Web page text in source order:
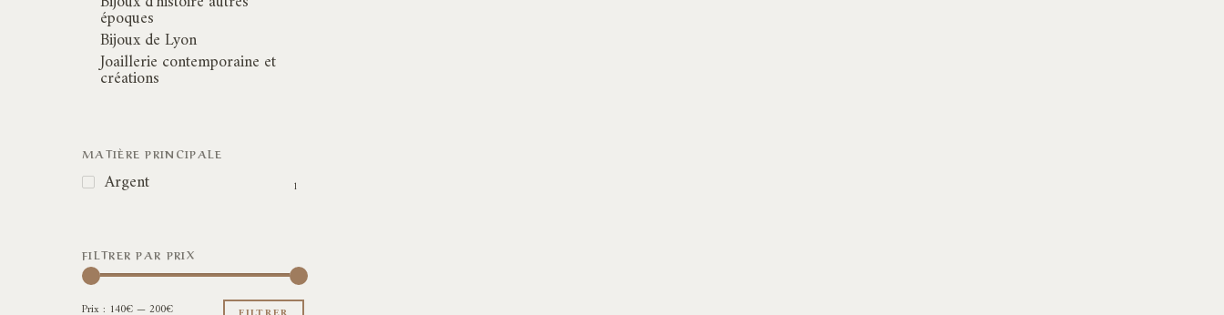
époques
Bijoux de Lyon
Joaillerie contemporaine et
créations
MATIÈRE PRINCIPALE
Argent 1
FILTRER PAR PRIX
Prix
Prix
Prix : 140€—200€